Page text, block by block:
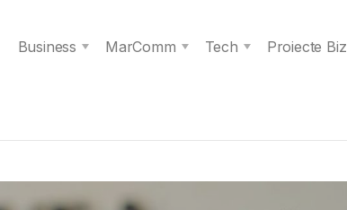
Business MarComm Tech
Proiecte Biz